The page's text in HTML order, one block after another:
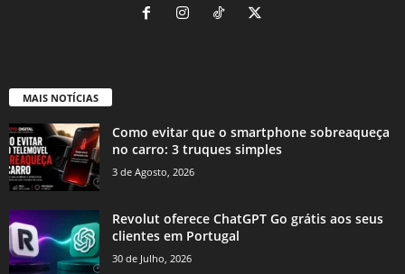
MAIS NOTÍCIAS
Como evitar que o smartphone sobreaqueça
no carro: 3 truques simples
3 de Agosto, 2026
Revolut oferece ChatGPT Go grátis aos seus
clientes em Portugal
30 de Julho, 2026